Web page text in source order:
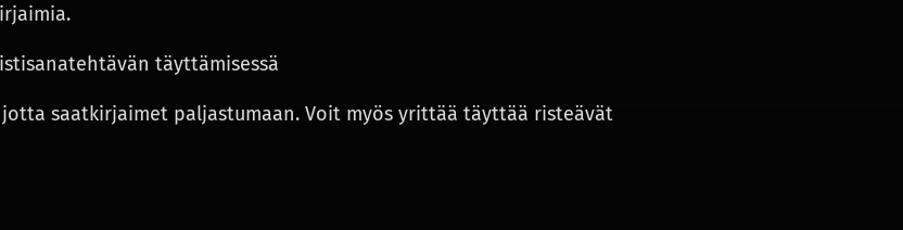
täyttämisessä
saatkirjaimet paljastumaan. Voit myös yrittää täyttää risteävät